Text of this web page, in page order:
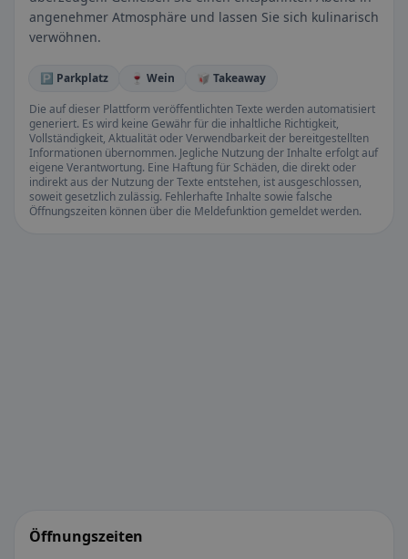
angenehmer Atmosphäre und lassen Sie sich kulinarisch
verwöhnen.
🅿️ Parkplatz 🍷 Wein
🥡 Takeaway
Die auf dieser Plattform veröffentlichten Texte werden automatisiert
generiert. Es wird keine Gewähr für die inhaltliche Richtigkeit,
Vollständigkeit, Aktualität oder Verwendbarkeit der bereitgestellten
Informationen übernommen. Jegliche Nutzung der Inhalte erfolgt auf
eigene Verantwortung. Eine Haftung für Schäden, die direkt oder
indirekt aus der Nutzung der Texte entstehen, ist ausgeschlossen,
soweit gesetzlich zulässig. Fehlerhafte Inhalte sowie falsche
Öffnungszeiten können über die Meldefunktion gemeldet werden.
Öffnungszeiten